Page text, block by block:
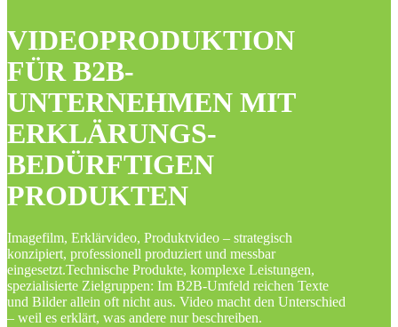
VIDEOPRODUKTION
FÜR B2B-
UNTERNEHMEN MIT
ERKLÄRUNGS­
BEDÜRFTIGEN
PRODUKTEN
Imagefilm, Erklärvideo, Produktvideo – strategisch
konzipiert, professionell produziert und messbar
eingesetzt.Technische Produkte, komplexe Leistungen,
spezialisierte Zielgruppen: Im B2B-Umfeld reichen Texte
und Bilder allein oft nicht aus. Video macht den Unterschied
– weil es erklärt, was andere nur beschreiben.